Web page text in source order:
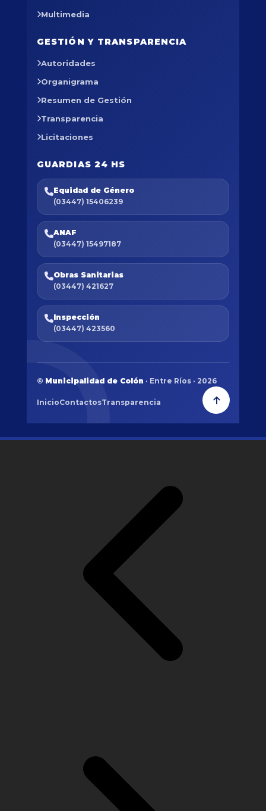
Multimedia
GESTIÓN Y TRANSPARENCIA
Autoridades
Organigrama
Resumen de Gestión
Transparencia
Licitaciones
GUARDIAS 24 HS
Equidad de Género
(03447) 15406239
ANAF
(03447) 15497187
Obras Sanitarias
(03447) 421627
Inspección
(03447) 423560
© Municipalidad de Colón · Entre Ríos · 2026
InicioContactosTransparencia